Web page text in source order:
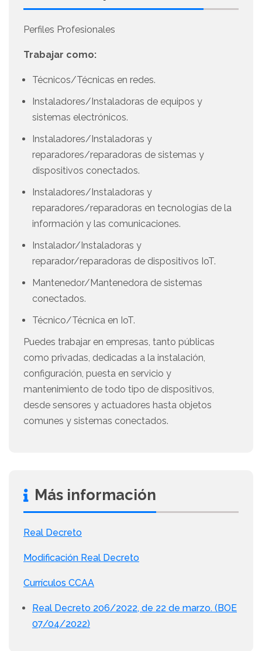
Perfiles Profesionales
Trabajar como:
Técnicos/Técnicas en redes.
Instaladores/Instaladoras de equipos y
sistemas electrónicos.
Instaladores/Instaladoras y
reparadores/reparadoras de sistemas y
dispositivos conectados.
Instaladores/Instaladoras y
reparadores/reparadoras en tecnologías de la
información y las comunicaciones.
Instalador/Instaladoras y
reparador/reparadoras de dispositivos IoT.
Mantenedor/Mantenedora de sistemas
conectados.
Técnico/Técnica en IoT.
Puedes trabajar en empresas, tanto públicas
como privadas, dedicadas a la instalación,
configuración, puesta en servicio y
mantenimiento de todo tipo de dispositivos,
desde sensores y actuadores hasta objetos
comunes y sistemas conectados.
Más información
Real Decreto
Modificación Real Decreto
Currículos CCAA
Real Decreto 206/2022, de 22 de marzo. (BOE
07/04/2022)